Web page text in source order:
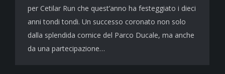
per Cetilar Run che quest’anno ha festeggiato i dieci
anni tondi tondi. Un successo coronato non solo
dalla splendida cornice del Parco Ducale, ma anche
da una partecipazione…